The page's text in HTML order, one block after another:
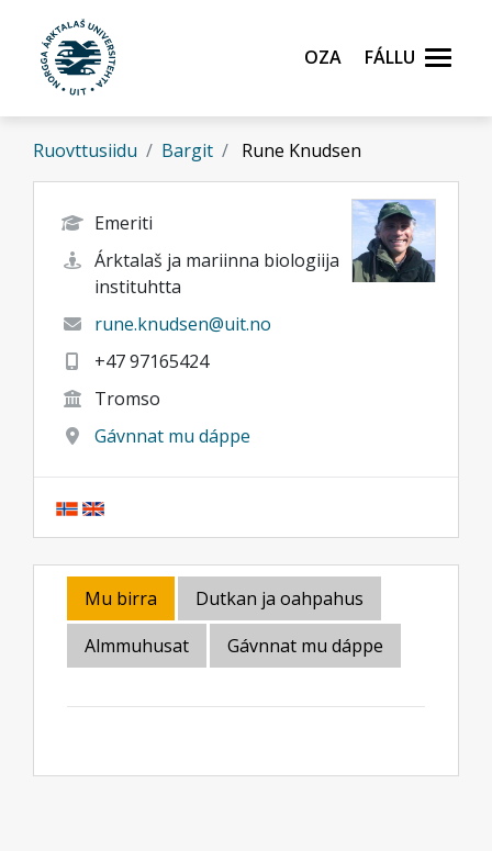
Gå til hovedinnhold
Oza
Fállu
Ruovttusiidu Bargit Rune Knudsen
Emeriti
Árktalaš ja mariinna biologiija
instituhtta
rune.knudsen@uit.no
+47 97165424
Tromso
Gávnnat mu dáppe
Mu birra
Dutkan ja oahpahus
Almmuhusat
Gávnnat mu dáppe